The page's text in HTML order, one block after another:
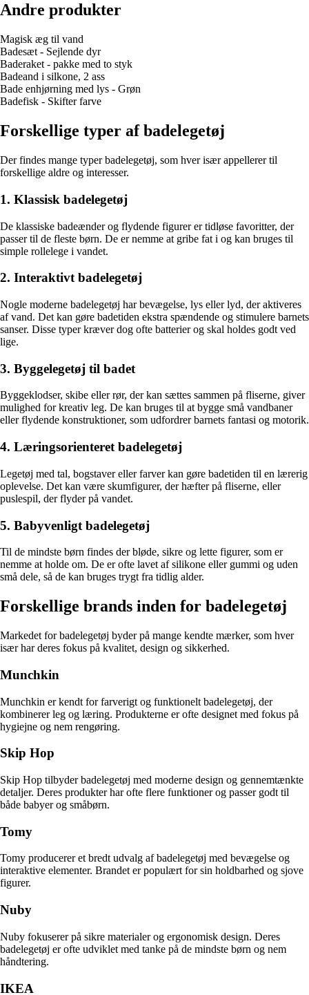
Andre produkter
Magisk æg til vand
Badesæt - Sejlende dyr
Baderaket - pakke med to styk
Badeand i silkone, 2 ass
Bade enhjørning med lys - Grøn
Badefisk - Skifter farve
Forskellige typer af badelegetøj
Der findes mange typer badelegetøj, som hver især appellerer til
forskellige aldre og interesser.
1. Klassisk badelegetøj
De klassiske badeænder og flydende figurer er tidløse favoritter, der
passer til de fleste børn. De er nemme at gribe fat i og kan bruges til
simple rollelege i vandet.
2. Interaktivt badelegetøj
Nogle moderne badelegetøj har bevægelse, lys eller lyd, der aktiveres
af vand. Det kan gøre badetiden ekstra spændende og stimulere barnets
sanser. Disse typer kræver dog ofte batterier og skal holdes godt ved
lige.
3. Byggelegetøj til badet
Byggeklodser, skibe eller rør, der kan sættes sammen på fliserne, giver
mulighed for kreativ leg. De kan bruges til at bygge små vandbaner
eller flydende konstruktioner, som udfordrer barnets fantasi og motorik.
4. Læringsorienteret badelegetøj
Legetøj med tal, bogstaver eller farver kan gøre badetiden til en lærerig
oplevelse. Det kan være skumfigurer, der hæfter på fliserne, eller
puslespil, der flyder på vandet.
5. Babyvenligt badelegetøj
Til de mindste børn findes der bløde, sikre og lette figurer, som er
nemme at holde om. De er ofte lavet af silikone eller gummi og uden
små dele, så de kan bruges trygt fra tidlig alder.
Forskellige brands inden for badelegetøj
Markedet for badelegetøj byder på mange kendte mærker, som hver
især har deres fokus på kvalitet, design og sikkerhed.
Munchkin
Munchkin er kendt for farverigt og funktionelt badelegetøj, der
kombinerer leg og læring. Produkterne er ofte designet med fokus på
hygiejne og nem rengøring.
Skip Hop
Skip Hop tilbyder badelegetøj med moderne design og gennemtænkte
detaljer. Deres produkter har ofte flere funktioner og passer godt til
både babyer og småbørn.
Tomy
Tomy producerer et bredt udvalg af badelegetøj med bevægelse og
interaktive elementer. Brandet er populært for sin holdbarhed og sjove
figurer.
Nuby
Nuby fokuserer på sikre materialer og ergonomisk design. Deres
badelegetøj er ofte udviklet med tanke på de mindste børn og nem
håndtering.
IKEA